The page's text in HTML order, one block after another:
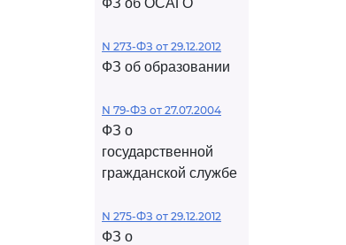
ФЗ об ОСАГО
N 273-ФЗ от 29.12.2012
ФЗ об образовании
N 79-ФЗ от 27.07.2004
ФЗ о
государственной
гражданской службе
N 275-ФЗ от 29.12.2012
ФЗ о